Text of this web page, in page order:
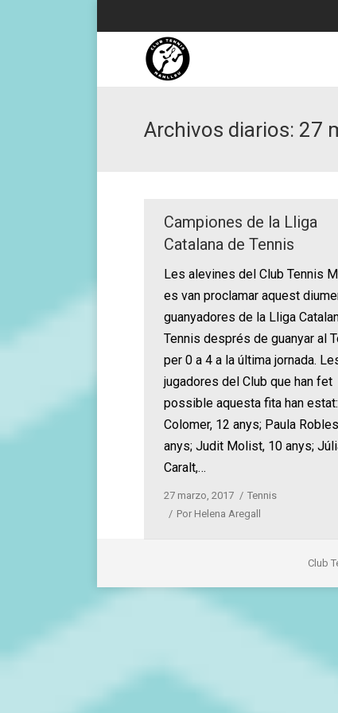
Archivos diarios: 27
Campiones de la Lliga
Catalana de Tennis
Les alevines del Club Tennis
es van proclamar aquest
guanyadores de la Lliga
Tennis després de guanyar al
per 0 a 4 a la última jornada.
jugadores del Club que han fet
possible aquesta fita han
Colomer, 12 anys; Paula
anys; Judit Molist, 10 anys;
Caralt,…
27 marzo, 2017
Tennis
Por Helena Aregall
Club